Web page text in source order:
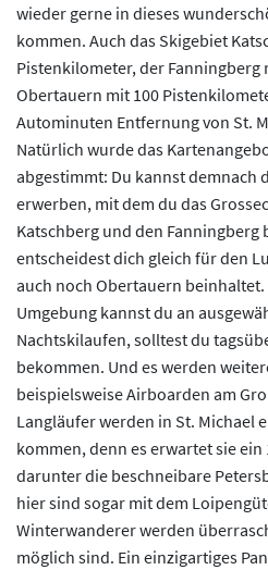
wieder gerne in dieses
kommen. Auch das Skigebiet
Pistenkilometer, der
Obertauern mit 100
Autominuten Entfernung von St.
Natürlich wurde das
abgestimmt: Du kannst demnach
erwerben, mit dem du das
Katschberg und den
entscheidest dich gleich für den
auch noch Obertauern
Umgebung kannst du an
Nachtskilaufen, solltest du
bekommen. Und es werden
beispielsweise Airboarden am
Langläufer werden in St. Michael
kommen, denn es erwartet sie
darunter die beschneibare
hier sind sogar mit dem
Winterwanderer werden
möglich sind. Ein einzigartiges